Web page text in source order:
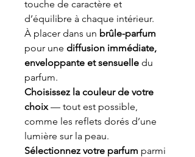
touche de caractère et
d’équilibre à chaque intérieur.
À placer dans un brûle-parfum
pour une diffusion immédiate,
enveloppante et sensuelle du
parfum.
Choisissez la couleur de votre
choix— tout est possible,
comme les reflets dorés d’une
lumière sur la peau.
Sélectionnez votre parfum parmi